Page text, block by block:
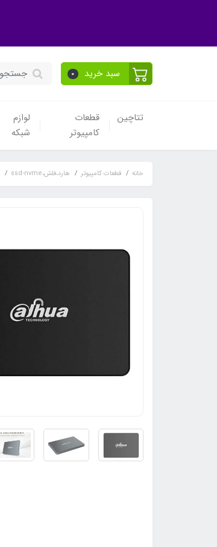
سبد خرید 0
تتاچین
قطعات
کامپیوتر
لوازم
شبکه
خانه قطعات کامپیوتر هارد،فلش،ssd-nvme